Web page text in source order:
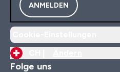
ANMELDEN
Folge uns